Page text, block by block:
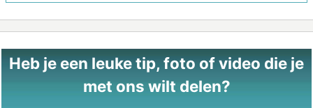
Heb je een leuke tip, foto of video die je
met ons wilt delen?